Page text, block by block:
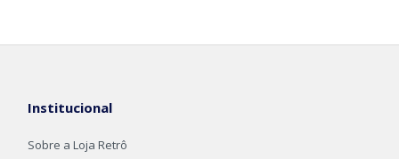
Institucional
Sobre a Loja Retrô